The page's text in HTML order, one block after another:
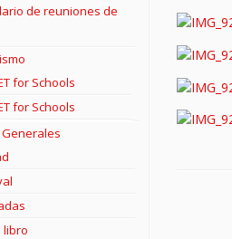
de reuniones de
for Schools
for Schools
libro